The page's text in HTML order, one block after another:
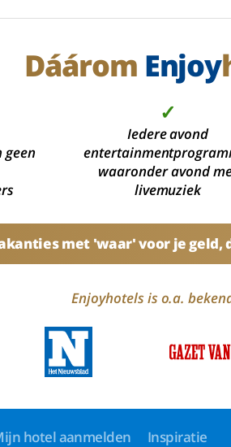
Dáárom Enjoy
geen
✓
Iedere avond
waaronder avond
livemuziek
met 'waar' voor je geld,
Enjoyhotels is o.a.
hotel aanmelden Inspiratie